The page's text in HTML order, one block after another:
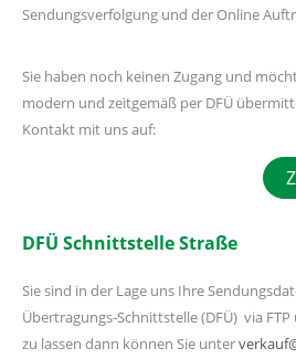
Sendungsverfolgung und der Online
Sie haben noch keinen Zugang und
modern und zeitgemäß per DFÜ
Kontakt mit uns auf:
DFÜ Schnittstelle Straße
Sie sind in der Lage uns Ihre
Übertragungs-Schnittstelle (DFÜ) via
zu lassen dann können Sie unter